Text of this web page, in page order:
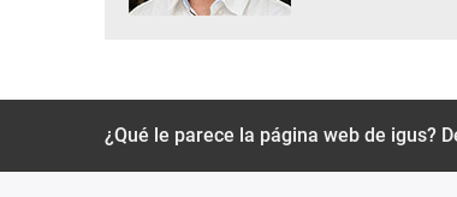
¿Qué le parece la página web de igus?